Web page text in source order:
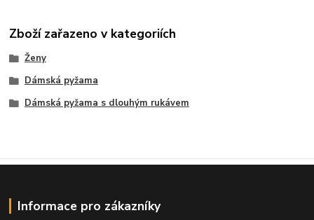
Zboží zařazeno v kategoriích
Ženy
Dámská pyžama
Dámská pyžama s dlouhým rukávem
Informace pro zákazníky